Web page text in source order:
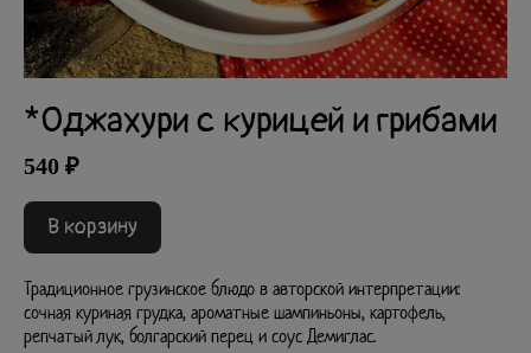
*Оджахури с курицей и грибами
540 ₽
В корзину
Традиционное грузинское блюдо в авторской интерпретации:
сочная куриная грудка, ароматные шампиньоны, картофель,
репчатый лук, болгарский перец и соус Демиглас.